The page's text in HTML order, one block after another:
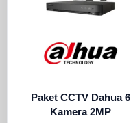
Paket CCTV Dahua 6
Kamera 2MP